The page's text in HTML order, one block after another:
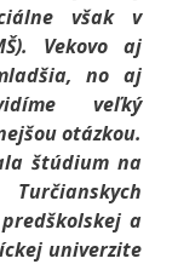
však v
Vekovo aj
no aj
veľký
otázkou.
štúdium na
a
univerzite